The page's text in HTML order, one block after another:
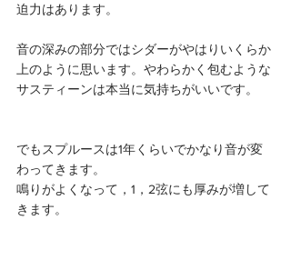
迫力はあります。
音の深みの部分ではシダーがやはりいくらか
上のように思います。やわらかく包むような
サスティーンは本当に気持ちがいいです。
でもスプルースは1年くらいでかなり音が変
わってきます。
鳴りがよくなって，1，2弦にも厚みが増して
きます。